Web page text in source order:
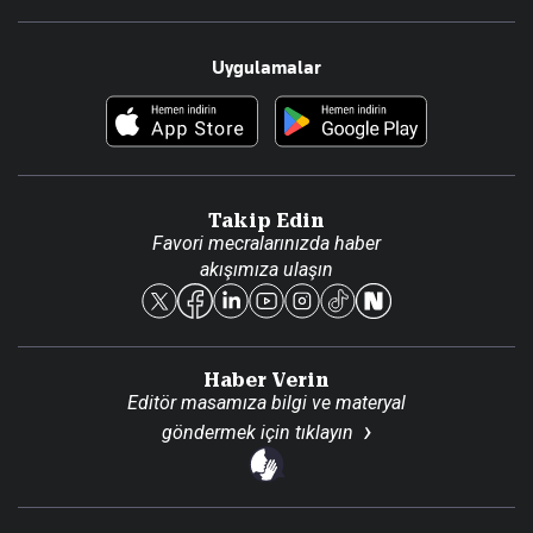
Resmî Ilanlar
Foto Haber
Hakkımızda
Künye
Reklam Ver
Uygulamalar
Takip Edin
Favori mecralarınızda haber
akışımıza ulaşın
Haber Verin
Editör masamıza bilgi ve materyal
göndermek için tıklayın